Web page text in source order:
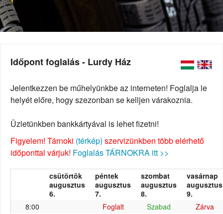
Időpont foglalás - Lurdy Ház
Jelentkezzen be műhelyünkbe az interneten! Foglalja le
helyét előre, hogy szezonban se kelljen várakoznia.
Üzletünkben bankkártyával is lehet fizetni!
Figyelem! Tárnoki (térkép) szervizünkben több elérhető
időponttal várjuk! Foglalás TÁRNOKRA itt >>
csütörtök
augusztus
6.
péntek
augusztus
7.
szombat
augusztus
8.
vasárnap
augusztus
9.
8:00
Foglalt Szabad
Zárva